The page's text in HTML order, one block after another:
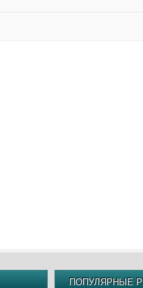
ПОПУЛЯРНЫЕ